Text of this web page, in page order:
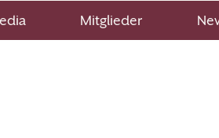
Mitglieder